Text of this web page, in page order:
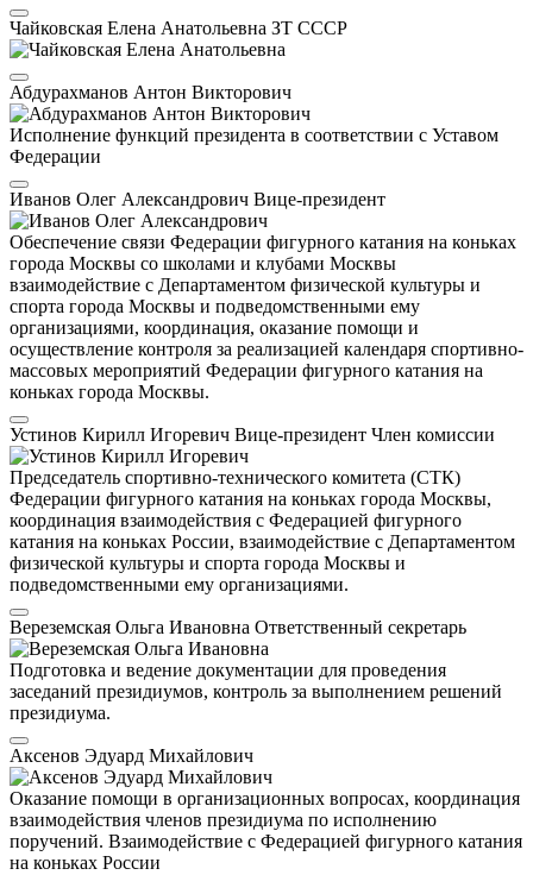
Чайковская Елена Анатольевна ЗТ СССР
Абдурахманов Антон Викторович
Исполнение функций президента в соответствии с Уставом
Федерации
Иванов Олег Александрович Вице-президент
Обеспечение связи Федерации фигурного катания на коньках
города Москвы со школами и клубами Москвы
взаимодействие с Департаментом физической культуры и
спорта города Москвы и подведомственными ему
организациями, координация, оказание помощи и
осуществление контроля за реализацией календаря спортивно-
массовых мероприятий Федерации фигурного катания на
коньках города Москвы.
Устинов Кирилл Игоревич Вице-президент Член комиссии
Председатель спортивно-технического комитета (СТК)
Федерации фигурного катания на коньках города Москвы,
координация взаимодействия с Федерацией фигурного
катания на коньках России, взаимодействие с Департаментом
физической культуры и спорта города Москвы и
подведомственными ему организациями.
Вереземская Ольга Ивановна Ответственный секретарь
Подготовка и ведение документации для проведения
заседаний президиумов, контроль за выполнением решений
президиума.
Аксенов Эдуард Михайлович
Оказание помощи в организационных вопросах, координация
взаимодействия членов президиума по исполнению
поручений. Взаимодействие с Федерацией фигурного катания
на коньках России